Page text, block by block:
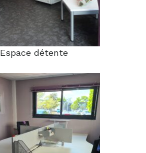
Espace détente